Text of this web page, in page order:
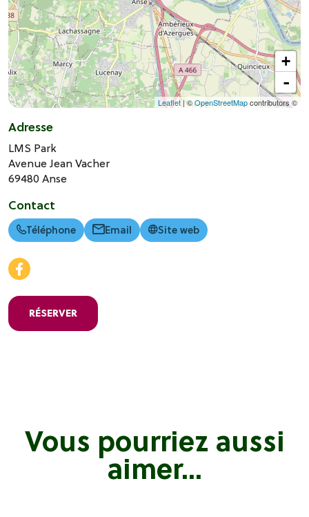
+
-
Leaflet | ©OpenStreetMapcontributors ©
Adresse
LMS Park
Avenue Jean Vacher
69480Anse
Contact
Téléphone Email Site web
RÉSERVER
Vous pourriez aussi
aimer...